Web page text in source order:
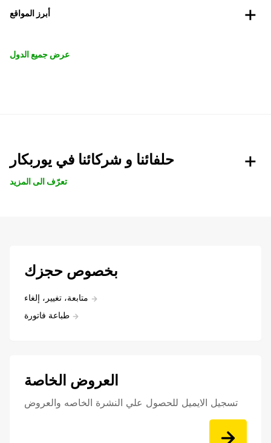
أبرز المواقع
عرض جميع الدول
حلفائنا و شركائنا في يوربكار
تعرّف الى المزيد
بخصوص حجزك
متابعة، تغيير، إلغاء
طباعة فاتورة
العروض الخاصة
تسجيل الايميل للحصول علي النشرة الخاصه والعروض